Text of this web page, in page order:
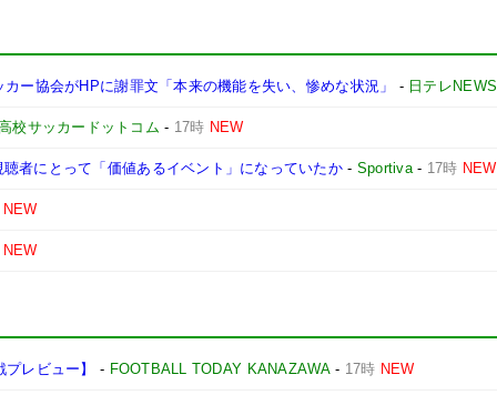
ー協会がHPに謝罪文「本来の機能を失い、惨めな状況」 - 日テレNEWS
校サッカードットコム - 17時 NEW
者にとって「価値あるイベント」になっていたか - Sportiva- 17時 NEW
NEW
NEW
レビュー】 - FOOTBALL TODAY KANAZAWA- 17時 NEW